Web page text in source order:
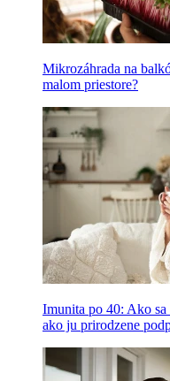
Mikrozáhrada na
malom priestore?
Imunita po 40: Ako
ako ju prirodzene